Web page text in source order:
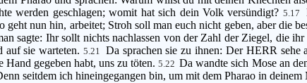
werden geschlagen; womit hat sich dein Volk versündigt? 5.17
geht nun hin, arbeitet; Stroh soll man euch nicht geben, aber die
sagte: Ihr sollt nichts nachlassen von der Zahl der Ziegel, die
auf sie warteten.5.21 Da sprachen sie zu ihnen: Der HERR sehe
Hand gegeben habt, uns zu töten.5.22 Da wandte sich Mose an
seitdem ich hineingegangen bin, um mit dem Pharao in